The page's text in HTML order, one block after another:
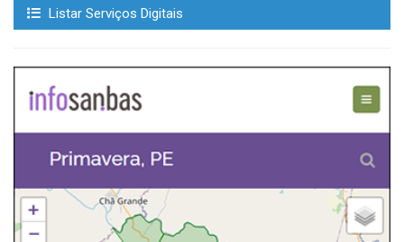
Listar Serviços Digitais